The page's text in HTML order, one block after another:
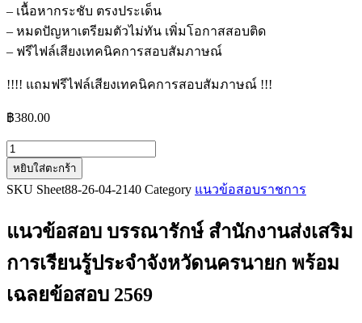
– เนื้อหากระชับ ตรงประเด็น
– หมดปัญหาเตรียมตัวไม่ทัน เพิ่มโอกาสสอบติด
– ฟรีไฟล์เสียงเทคนิคการสอบสัมภาษณ์
!!!! แถมฟรีไฟล์เสียงเทคนิคการสอบสัมภาษณ์ !!!
฿380.00
จำนวน
แนว
ข้อสอบ
สำนักงาน
เสริม
การ
หยิบใส่ตะกร้า
SKU Sheet88-26-04-2140 Category แนวข้อสอบราชการ
แนวข้อสอบ บรรณารักษ์ สำนักงานส่งเสริม
การเรียนรู้ประจำจังหวัดนครนายก พร้อม
เฉลยข้อสอบ 2569